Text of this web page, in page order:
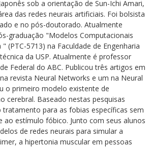
sob a orientação de Sun-Ichi Amari,
das redes neurais artificiais. Foi bolsista
e no pós-doutorado. Atualmente
graduação "Modelos Computacionais
(PTC-5713) na Faculdade de Engenharia
da USP. Atualmente é professor
Federal do ABC. Publicou três artigos em
revista Neural Networks e um na Neural
o primeiro modelo existente de
cerebral. Baseado nestas pesquisas
para as fobias específicas sem
ao estímulo fóbico. Junto com seus alunos
de redes neurais para simular a
a hipertonia muscular em pessoas